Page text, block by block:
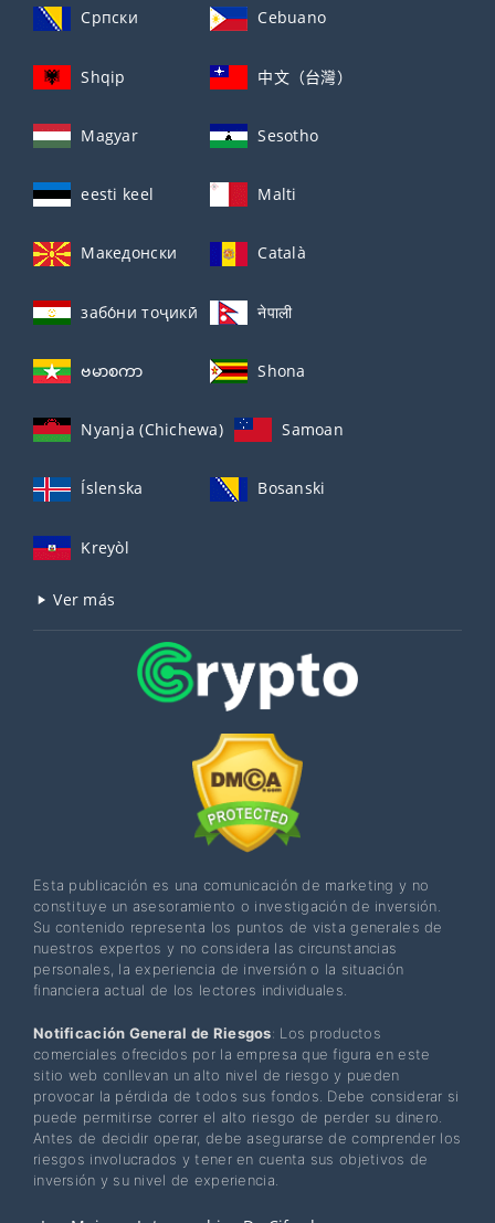
Српски Cebuano
Shqip 中文（台灣）
Magyar Sesotho
eesti keel Malti
Македонски Català
забо́ни тоҷикӣ́ नेपाली
ဗမာစကာ Shona
Nyanja (Chichewa) Samoan
Íslenska Bosanski
Kreyòl
Ver más
Esta publicación es una comunicación de marketing y no
constituye un asesoramiento o investigación de inversión.
Su contenido representa los puntos de vista generales de
nuestros expertos y no considera las circunstancias
personales, la experiencia de inversión o la situación
financiera actual de los lectores individuales.
Notificación General de Riesgos: Los productos
comerciales ofrecidos por la empresa que figura en este
sitio web conllevan un alto nivel de riesgo y pueden
provocar la pérdida de todos sus fondos. Debe considerar si
puede permitirse correr el alto riesgo de perder su dinero.
Antes de decidir operar, debe asegurarse de comprender los
riesgos involucrados y tener en cuenta sus objetivos de
inversión y su nivel de experiencia.